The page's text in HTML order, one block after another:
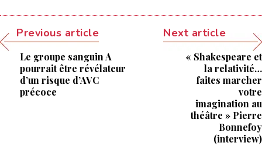
Previous article
Le groupe sanguin A
pourrait être révélateur
d’un risque d’AVC
précoce
Next article
« Shakespeare et
la relativité…
faites marcher
votre
imagination au
théâtre » Pierre
Bonnefoy
(interview)